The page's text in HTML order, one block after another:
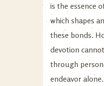
is the essence
which shapes
these bonds.
devotion
through
endeavor